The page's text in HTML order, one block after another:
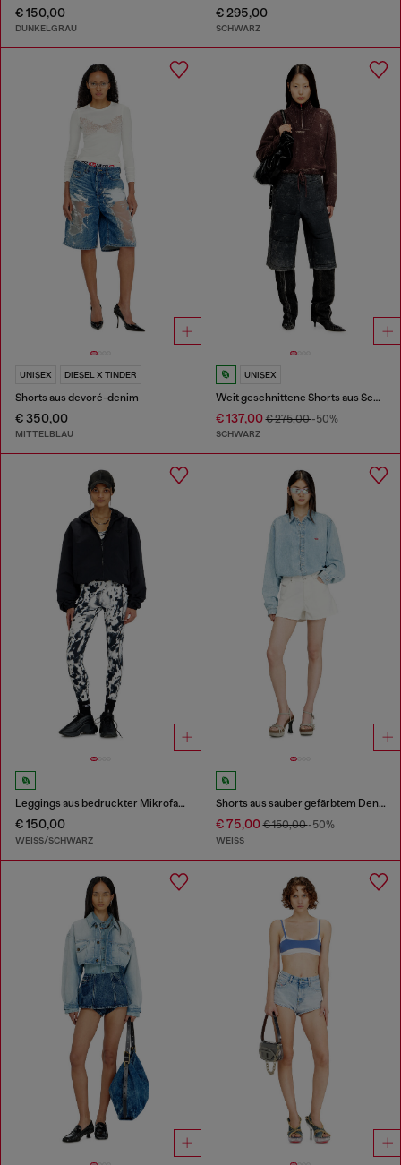
€ 150,00
DUNKELGRAU
€ 295,00
SCHWARZ
UNISEX DIESEL X TINDER
Shorts aus devoré-denim
€ 350,00
MITTELBLAU
UNISEX
Weit geschnittene Shorts aus Scuba mit Marmoreffekt
€ 137,00€ 275,00-50%
SCHWARZ
Leggings aus bedruckter Mikrofaser
€ 150,00
WEISS/SCHWARZ
Shorts aus sauber gefärbtem Denim
€ 75,00€ 150,00-50%
WEISS